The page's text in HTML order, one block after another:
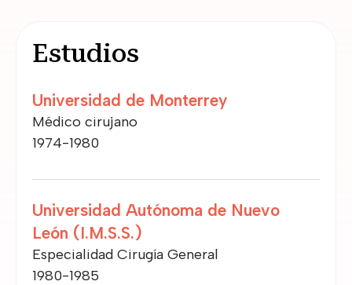
Estudios
Universidad de Monterrey
Médico cirujano
1974-1980
Universidad Autónoma de Nuevo
León (I.M.S.S.)
Especialidad Cirugía General
1980-1985